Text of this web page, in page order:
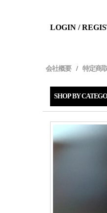
LOGIN /
会社概要 特定商
SHOP BY